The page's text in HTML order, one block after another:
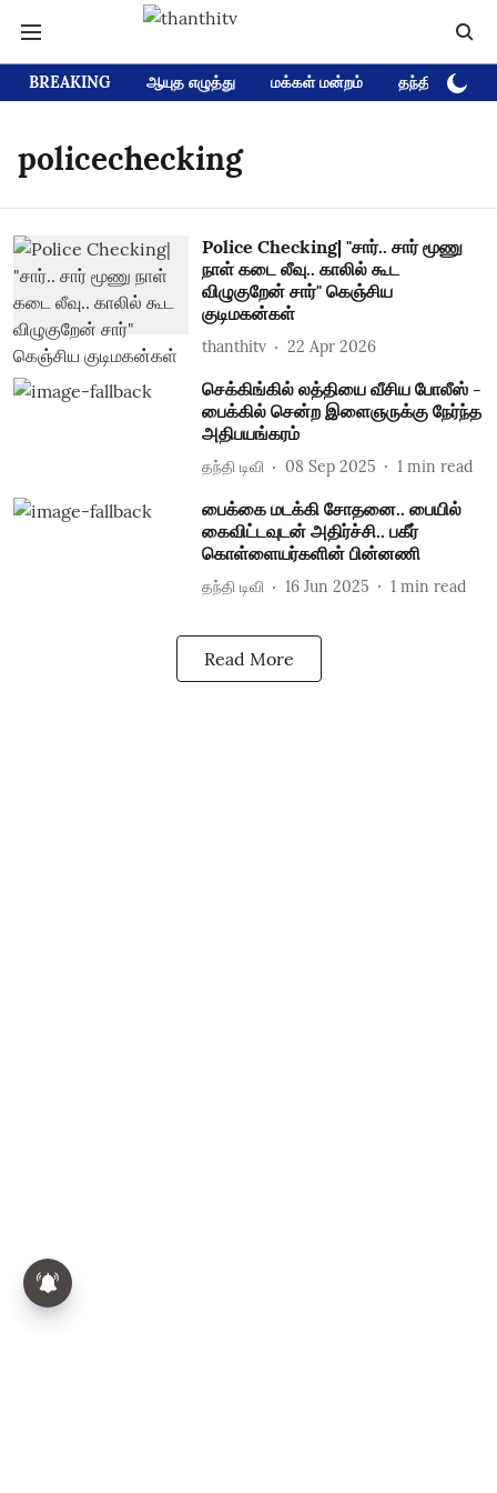
BREAKING ஆயுத எழுத்து மக்கள் மன்றம் தந்தி டிவி
policechecking
Police Checking| "சார்.. சார் மூணு
நாள் கடை லீவு.. காலில் கூட
விழுகுறேன் சார்" கெஞ்சிய
குடிமகன்கள்
thanthitv 22 Apr 2026
செக்கிங்கில் லத்தியை வீசிய போலீஸ் -
பைக்கில் சென்ற இளைஞருக்கு நேர்ந்த
அதிபயங்கரம்
தந்தி டிவி 08 Sep 2025 1 min read
பைக்கை மடக்கி சோதனை.. பையில்
கைவிட்டவுடன் அதிர்ச்சி.. பகீர்
கொள்ளையர்களின் பின்னணி
தந்தி டிவி 16 Jun 2025 1 min read
Read More